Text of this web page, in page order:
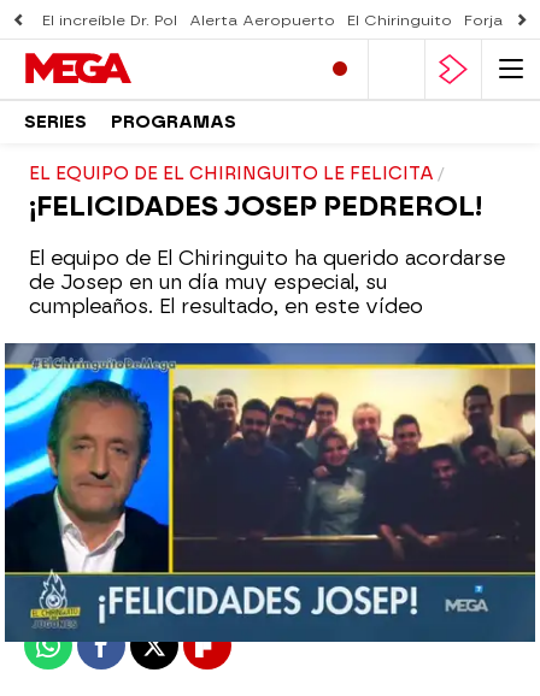
El increíble Dr. Pol Alerta Aeropuerto El Chiringuito Forjado
SERIES PROGRAMAS
EL EQUIPO DE EL CHIRINGUITO LE FELICITA
¡FELICIDADES JOSEP PEDREROL!
El equipo de El Chiringuito ha querido acordarse
de Josep en un día muy especial, su
cumpleaños. El resultado, en este vídeo
mega
madrid
Publicado:14 de febrero de 2018, 18:16
WhatsappFacebook
X Flipboard